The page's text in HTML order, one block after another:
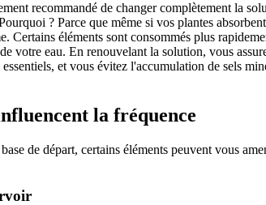
recommandé de changer complètement la
? Parce que même si vos plantes
Certains éléments sont consommés plus
votre eau. En renouvelant la solution, vous
et vous évitez l'accumulation de sels
la fréquence
de départ, certains éléments peuvent vous